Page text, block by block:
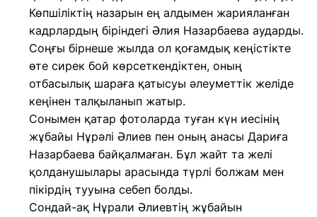
Көпшіліктің назарын ең алдымен жарияланған
кадрлардың біріндегі Әлия Назарбаева аударды.
Соңғы бірнеше жылда ол қоғамдық кеңістікте
өте сирек бой көрсеткендіктен, оның
отбасылық шараға қатысуы әлеуметтік желіде
кеңінен талқыланып жатыр.
Сонымен қатар фотоларда туған күн иесінің
жұбайы Нұрәлі Әлиев пен оның анасы Дариға
Назарбаева байқалмаған. Бұл жайт та желі
қолданушылары арасында түрлі болжам мен
пікірдің тууына себеп болды.
Сондай-ақ Нұрали Әлиевтің жұбайын